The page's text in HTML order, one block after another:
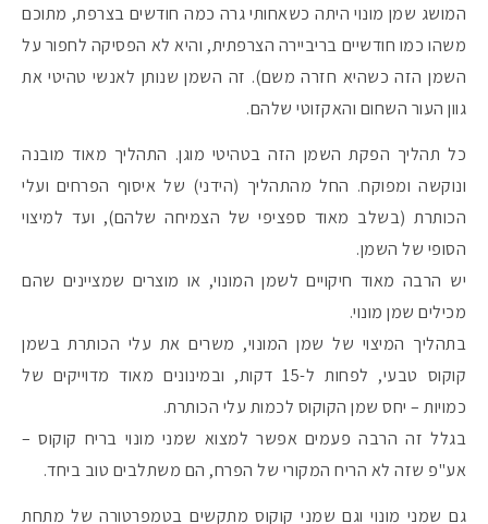
המושג שמן מונוי היתה כשאחותי גרה כמה חודשים בצרפת, מתוכם
משהו כמו חודשיים בריביירה הצרפתית, והיא לא הפסיקה לחפור על
השמן הזה כשהיא חזרה משם). זה השמן שנותן לאנשי טהיטי את
גוון העור השחום והאקזוטי שלהם.
כל תהליך הפקת השמן הזה בטהיטי מוגן. התהליך מאוד מובנה
ונוקשה ומפוקח. החל מהתהליך (הידני) של איסוף הפרחים ועלי
הכותרת (בשלב מאוד ספציפי של הצמיחה שלהם), ועד למיצוי
הסופי של השמן.
יש הרבה מאוד חיקויים לשמן המונוי, או מוצרים שמציינים שהם
מכילים שמן מונוי.
בתהליך המיצוי של שמן המונוי, משרים את עלי הכותרת בשמן
קוקוס טבעי, לפחות ל-15 דקות, ובמינונים מאוד מדוייקים של
כמויות – יחס שמן הקוקוס לכמות עלי הכותרת.
בגלל זה הרבה פעמים אפשר למצוא שמני מונוי בריח קוקוס –
אע"פ שזה לא הריח המקורי של הפרח, הם משתלבים טוב ביחד.
גם שמני מונוי וגם שמני קוקוס מתקשים בטמפרטורה של מתחת